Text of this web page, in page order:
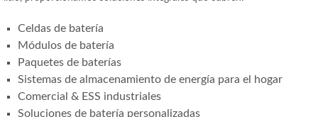
Celdas de batería
Módulos de batería
Paquetes de baterías
Sistemas de almacenamiento de energía para el hogar
Comercial & ESS industriales
Soluciones de batería personalizadas